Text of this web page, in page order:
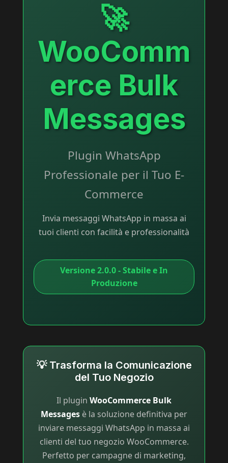
🚀
WooComm
erce Bulk
Messages
Plugin WhatsApp
Professionale per il Tuo E-
Commerce
Invia messaggi WhatsApp in massa ai
tuoi clienti con facilità e professionalità
Versione 2.0.0 - Stabile e In
Produzione
💡 Trasforma la Comunicazione
del Tuo Negozio
Il plugin WooCommerce Bulk
Messages è la soluzione definitiva per
inviare messaggi WhatsApp in massa ai
clienti del tuo negozio WooCommerce.
Perfetto per campagne di marketing,